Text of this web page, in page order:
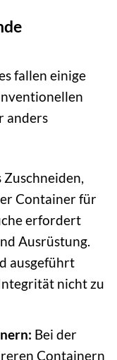
fallen einige
anders
Zuschneiden,
Container für
erfordert
Ausrüstung.
ausgeführt
nicht zu
Bei der
Containern